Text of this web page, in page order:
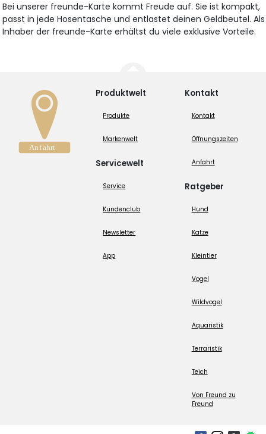
Bei unserer freunde-Karte kommt Freude auf. Sie ist kompakt,
passt in jede Hosentasche und entlastet deinen Geldbeutel. Als
Inhaber der freunde-Karte erhältst du viele exklusive Vorteile.
Produktwelt
Produkte
Markenwelt
Servicewelt
Service
Kundenclub
Newsletter
App
Kontakt
Kontakt
Öffnungszeiten
Anfahrt
Ratgeber
Hund
Katze
Kleintier
Vogel
Wildvogel
Aquaristik
Terraristik
Teich
Von Freund zu
Freund